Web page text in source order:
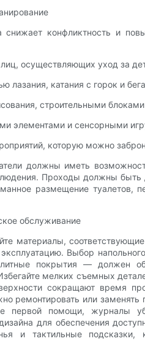
снижает конфликтность и
осуществляющих уход за
лазания, катания с горок и
строительными
элементами и сенсорными
которую можно
должны иметь
Проходы должны быть
размещение туалетов,
обслуживание
материалы,
Выбор
покрытия — должен
мелких съемных
сокращают время
ремонтировать или
первой помощи, журналы
для обеспечения
и тактильные подсказки,